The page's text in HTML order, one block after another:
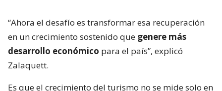
“Ahora el desafío es transformar esa recuperación
en un crecimiento sostenido que genere más
desarrollo económico para el país”, explicó
Zalaquett.
Es que el crecimiento del turismo no se mide solo en